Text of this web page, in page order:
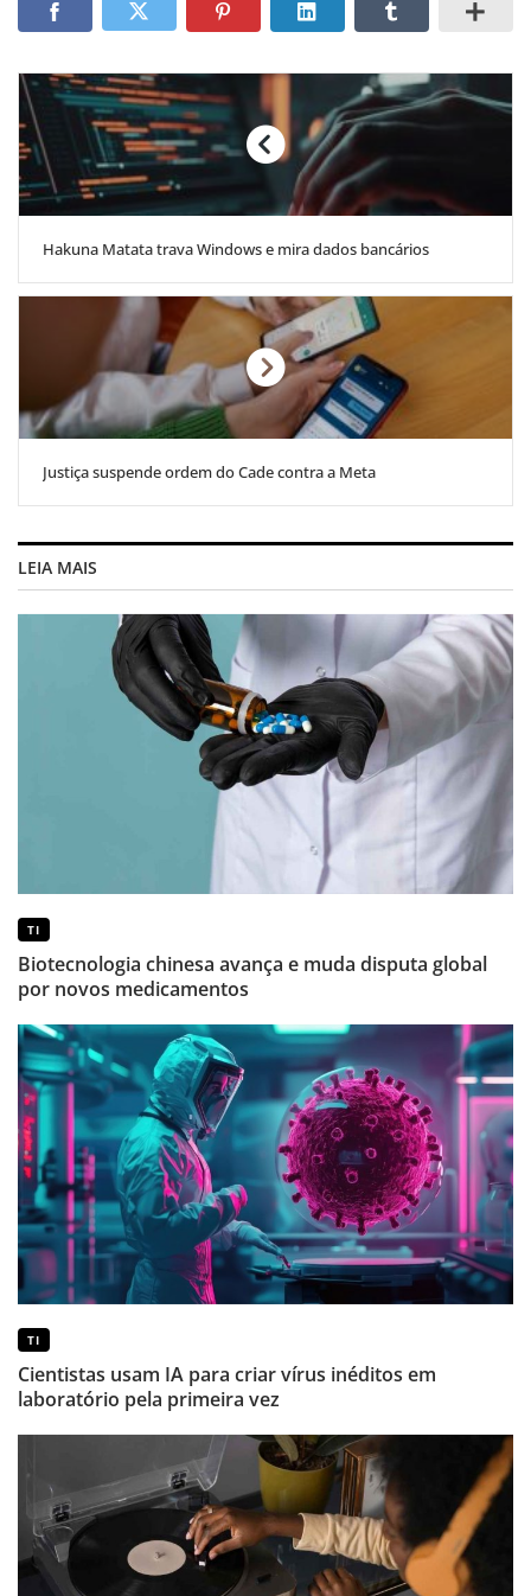
Hakuna Matata trava Windows e mira dados bancários
Justiça suspende ordem do Cade contra a Meta
LEIA MAIS
TI
Biotecnologia chinesa avança e muda disputa global
por novos medicamentos
TI
Cientistas usam IA para criar vírus inéditos em
laboratório pela primeira vez